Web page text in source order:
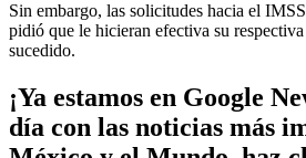
Sin embargo, las solicitudes hacia el
pidió que le hicieran efectiva su
sucedido.
¡Ya estamos en Google
día con las noticias más